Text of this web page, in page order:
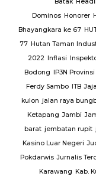
Dominos Honorer
Bhayangkara ke 67
77 Hutan Taman
2022 Inflasi
Bodong IP3N
Ferdy Sambo ITB
kulon jalan raya
Ketapang Jambi
barat jembatan rupit
Kasino Luar Negeri
Pokdarwis Jurnalis
Karawang Kab.